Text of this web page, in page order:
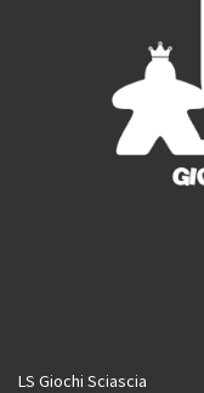
LS Giochi Sciascia